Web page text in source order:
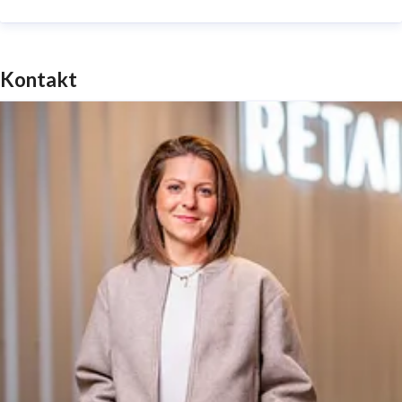
verschiedener, gemeinnütziger Tierschutzprojekte und
„Tierisch engagiert“ stetig aus. Mit der Vision „Happier
Pets. Happier People.“ versteht sich die Fressnapf-
Gruppe kanalunabhängig als kundenzentriertes
Handelsunternehmen und freundschaftlicher
Verbündeter zwischen Mensch und Tier. Zum Sortiment
gehören aktuell 16 exklusiv bei Fressnapf l Maxi Zoo
erhältliche Marken aller Preiskategorien. Die Mission
des Unternehmens lautet: „Wir geben alles dafür, das
Zusammenleben von Mensch und Tier einfacher,
besser und glücklicher zu machen.“
Kontakt